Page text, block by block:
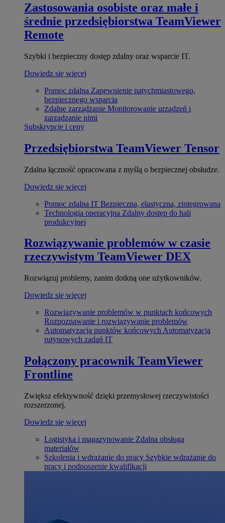
Zastosowania osobiste oraz małe i
średnie przedsiębiorstwa TeamViewer
Remote
Szybki i bezpieczny dostęp zdalny oraz wsparcie IT.
Dowiedz się więcej
Pomoc zdalna Zapewnienie natychmiastowego,
bezpiecznego wsparcia
Zdalne zarządzanie Monitorowanie urządzeń i
zarządzanie nimi
Subskrypcje i ceny
Przedsiębiorstwa TeamViewer Tensor
Zdalna łączność opracowana z myślą o bezpiecznej obsłudze.
Dowiedz się więcej
Pomoc zdalna IT Bezpieczna, elastyczna, zintegrowana
Technologia operacyjna Zdalny dostęp do hali
produkcyjnej
Rozwiązywanie problemów w czasie
rzeczywistym TeamViewer DEX
Rozwiązuj problemy, zanim dotkną one użytkowników.
Dowiedz się więcej
Rozwiązywanie problemów w punktach końcowych
Rozpoznawanie i rozwiązywanie problemów
Automatyzacja punktów końcowych Automatyzacja
rutynowych zadań IT
Połączony pracownik TeamViewer
Frontline
Zwiększ efektywność dzięki przemysłowej rzeczywistości
rozszerzonej.
Dowiedz się więcej
Logistyka i magazynowanie Zdalna obsługa
materiałów
Szkolenia i wdrażanie do pracy Szybkie wdrażanie do
pracy i podnoszenie kwalifikacji